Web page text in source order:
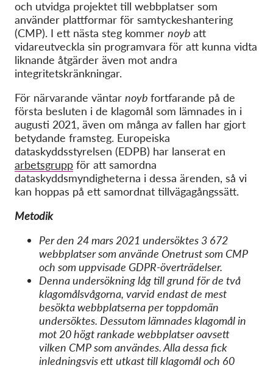
och utvidga projektet till webbplatser som
använder plattformar för samtyckeshantering
(CMP). I ett nästa steg kommer noyb att
vidareutveckla sin programvara för att kunna vidta
liknande åtgärder även mot andra
integritetskränkningar.
För närvarande väntar noyb fortfarande på de
första besluten i de klagomål som lämnades in i
augusti 2021, även om många av fallen har gjort
betydande framsteg. Europeiska
dataskyddsstyrelsen (EDPB) har lanserat en
arbetsgrupp för att samordna
dataskyddsmyndigheterna i dessa ärenden, så vi
kan hoppas på ett samordnat tillvägagångssätt.
Metodik
Per den 24 mars 2021 undersöktes 3 672
webbplatser som använde Onetrust som CMP
och som uppvisade GDPR-överträdelser.
Denna undersökning låg till grund för de två
klagomålsvågorna, varvid endast de mest
besökta webbplatserna per toppdomän
undersöktes. Dessutom lämnades klagomål in
mot 20 högt rankade webbplatser oavsett
vilken CMP som användes. Alla dessa fick
inledningsvis ett utkast till klagomål och 60